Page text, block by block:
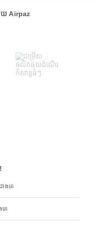
មួយ Airpaz
ងគេ
េ